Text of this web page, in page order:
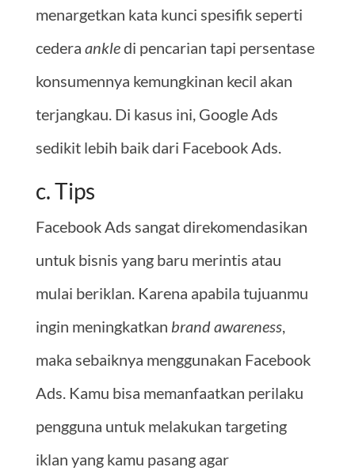
menargetkan kata kunci spesifik seperti
cedera ankledi pencarian tapi persentase
konsumennya kemungkinan kecil akan
terjangkau. Di kasus ini, Google Ads
sedikit lebih baik dari Facebook Ads.
c. Tips
Facebook Ads sangat direkomendasikan
untuk bisnis yang baru merintis atau
mulai beriklan. Karena apabila tujuanmu
ingin meningkatkan brand awareness,
maka sebaiknya menggunakan Facebook
Ads. Kamu bisa memanfaatkan perilaku
pengguna untuk melakukan targeting
iklan yang kamu pasang agar